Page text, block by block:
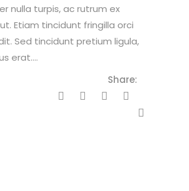
nulla turpis, ac rutrum ex
Etiam tincidunt fringilla orci
Sed tincidunt pretium ligula,
erat....
Share: